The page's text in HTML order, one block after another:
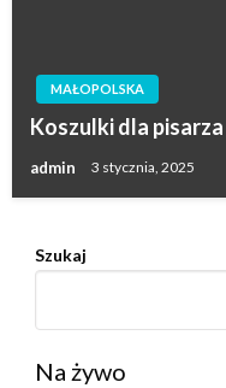
MAŁOPOLSKA
Koszulki dla pisarza
admin 3 stycznia, 2025
Szukaj
Na żywo